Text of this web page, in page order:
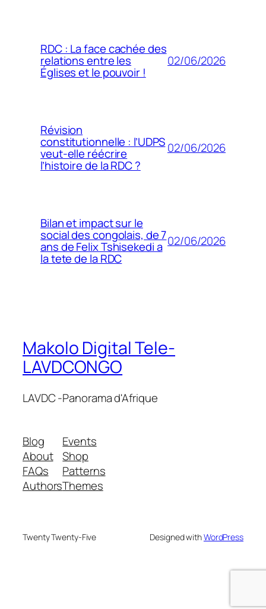
RDC : La face cachée des
relations entre les
Églises et le pouvoir !
02/06/2026
Révision
constitutionnelle : l’UDPS
veut-elle réécrire
l’histoire de la RDC ?
02/06/2026
Bilan et impact sur le
social des congolais, de 7
ans de Felix Tshisekedi a
la tete de la RDC
02/06/2026
Makolo Digital Tele-
LAVDCONGO
LAVDC -Panorama d'Afrique
Blog
About
FAQs
Authors
Events
Shop
Patterns
Themes
Twenty Twenty-Five Designed withWordPress